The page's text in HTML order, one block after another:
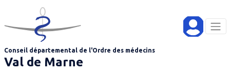
Aller au contenu principal
Conseil départemental de l'Ordre des médecins
Val de Marne
Panneau de gestion des cookies